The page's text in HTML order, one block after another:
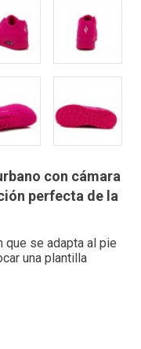
con cámara
perfecta de la
que se adapta al pie
una plantilla